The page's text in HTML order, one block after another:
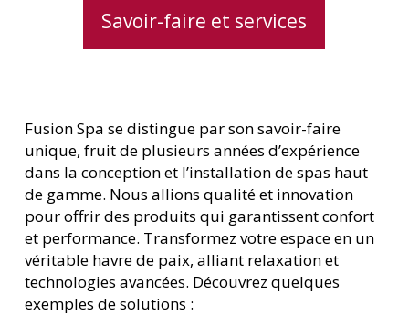
Savoir-faire et services
Fusion Spa se distingue par son savoir-faire
unique, fruit de plusieurs années d’expérience
dans la conception et l’installation de spas haut
de gamme. Nous allions qualité et innovation
pour offrir des produits qui garantissent confort
et performance. Transformez votre espace en un
véritable havre de paix, alliant relaxation et
technologies avancées. Découvrez quelques
exemples de solutions :